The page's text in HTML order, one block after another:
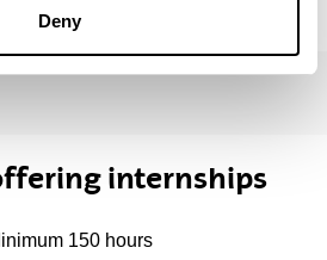
Deny
internships
150 hours